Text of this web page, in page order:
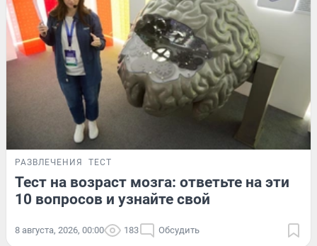
РАЗВЛЕЧЕНИЯ ТЕСТ
Тест на возраст мозга: ответьте на эти
10 вопросов и узнайте свой
8 августа, 2026, 00:00 183 Обсудить